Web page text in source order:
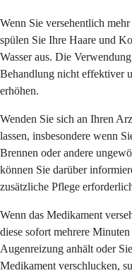
Wenn Sie versehentlich
spülen Sie Ihre Haare und
Wasser aus. Die
Behandlung nicht effektiver
erhöhen.
Wenden Sie sich an Ihren
lassen, insbesondere wenn
Brennen oder andere
können Sie darüber
zusätzliche Pflege
Wenn das Medikament
diese sofort mehrere
Augenreizung anhält oder
Medikament verschlucken,